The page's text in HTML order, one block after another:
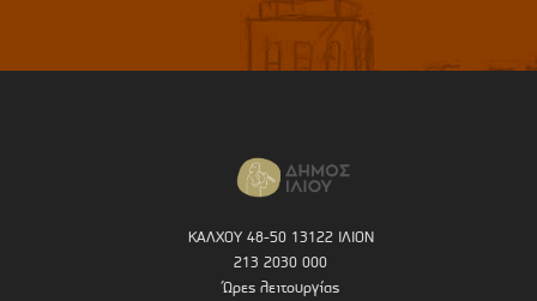
ΚΑΛΧΟΥ 48-50 13122 ΙΛΙΟΝ
213 2030 000
Ώρες λειτουργίας